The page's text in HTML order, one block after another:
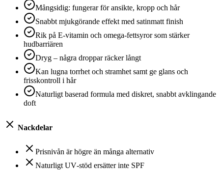
Mångsidig: fungerar för ansikte, kropp och hår
Snabbt mjukgörande effekt med satinmatt finish
Rik på E‑vitamin och omega‑fettsyror som stärker
hudbarriären
Dryg – några droppar räcker långt
Kan lugna torrhet och stramhet samt ge glans och
frisskontroll i hår
Naturligt baserad formula med diskret, snabbt avklingande
doft
Nackdelar
Prisnivån är högre än många alternativ
Naturligt UV‑stöd ersätter inte SPF